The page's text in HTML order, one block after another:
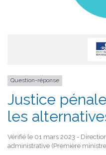
Question-réponse
Justice
les
Vérifié le 01 mars 2023 -
administrative (Première